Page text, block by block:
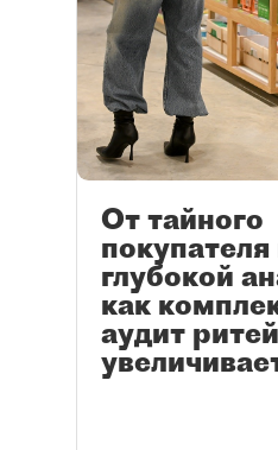
От тайного
покупателя
глубокой
как
аудит